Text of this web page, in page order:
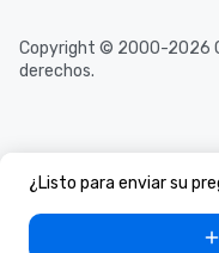
¿Listo para enviar su
Copyright © 2000-2026
derechos.